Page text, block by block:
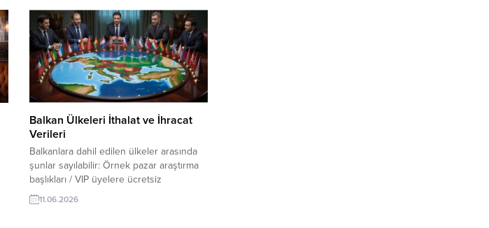
Balkan Ülkeleri İthalat ve İhracat
Verileri
Balkanlara dahil edilen ülkeler arasında
şunlar sayılabilir: Örnek pazar araştırma
başlıkları / VIP üyelere ücretsiz
sağlanıyor Not: Bu liste kesin değildir;
bazı coğrafyacılar ya da tarihçiler “Balkan
11.06.2026